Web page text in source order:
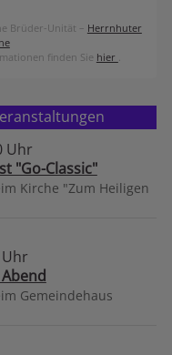
Brüder-Unität – Herrnhuter
finden Sie hier .
Uhr
"Go-Classic"
Kirche "Zum Heiligen
Uhr
Gemeindehaus